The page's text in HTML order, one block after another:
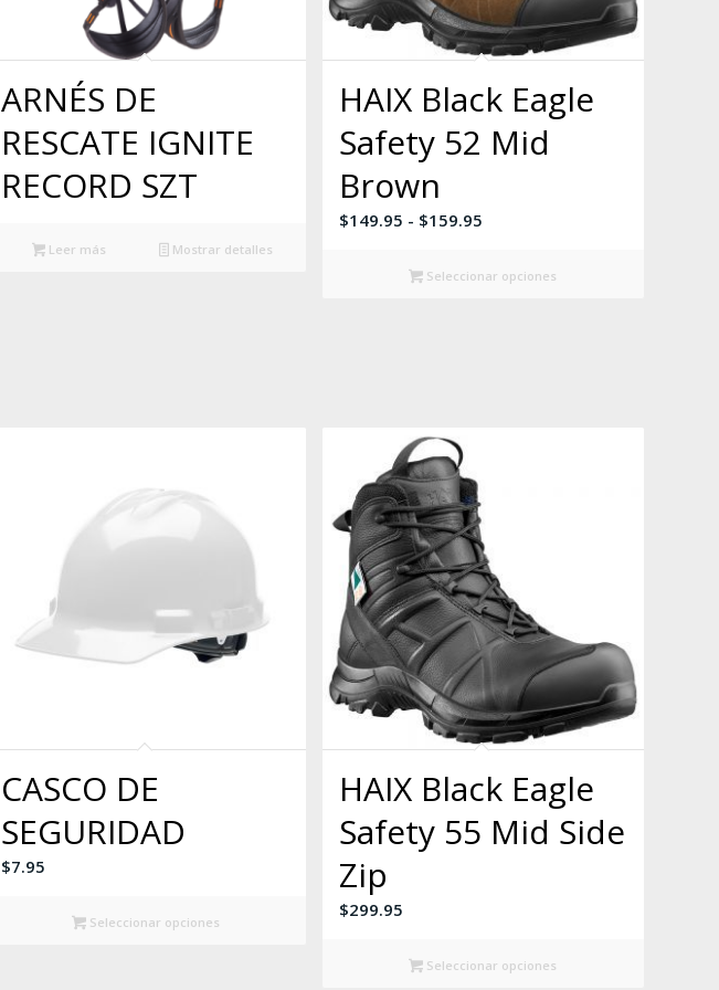
ARNÉS DE
RESCATE IGNITE
RECORD SZT
Leer más Mostrar detalles
HAIX Black Eagle
Safety 52 Mid
Brown
$149.95 - $159.95Rango
precios:
Seleccionar opciones
CASCO DE
SEGURIDAD
$7.95
Seleccionar opciones
HAIX Black Eagle
Safety 55 Mid Side
Zip
$299.95
Seleccionar opciones